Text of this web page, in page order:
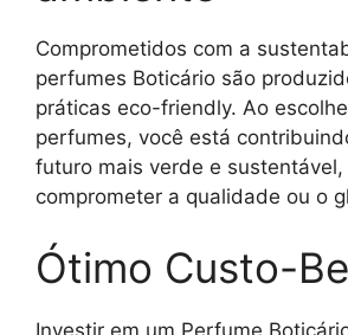
Comprometidos com a
perfumes Boticário são
práticas eco-friendly. Ao
perfumes, você está
futuro mais verde e sustentável,
comprometer a qualidade ou o
Ótimo Custo-
Investir em um Perfume